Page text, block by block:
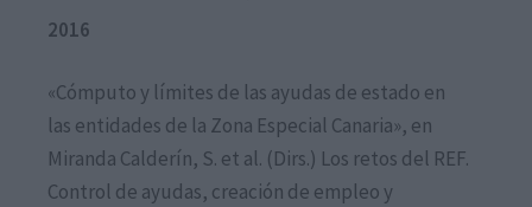
2016
«Cómputo y límites de las ayudas de estado en
las entidades de la Zona Especial Canaria», en
Miranda Calderín, S. et al. (Dirs.) Los retos del REF.
Control de ayudas, creación de empleo y